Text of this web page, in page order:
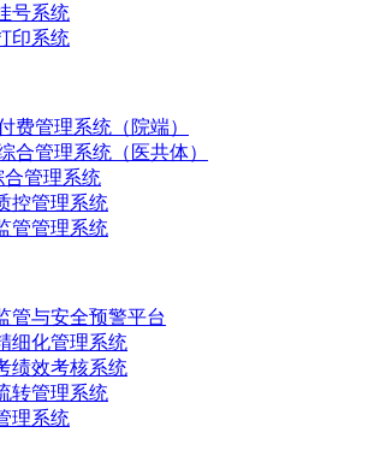
号系统
印系统
费管理系统（院端）
合管理系统（医共体）
合管理系统
控管理系统
管管理系统
管与安全预警平台
细化管理系统
绩效考核系统
转管理系统
理系统